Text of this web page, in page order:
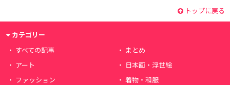
トップに戻る
カテゴリー
すべての記事
まとめ
アート
日本画・浮世絵
ファッション
着物・和服